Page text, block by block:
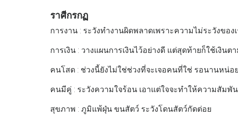
ราศีกรกฏ
การงาน : ระวังทำงานผิดพลาดเพราะความไม่ระวังขอ
การเงิน : วางแผนการเงินไว้อย่างดี แต่สุดท้ายก็ใช้เงิน
คนโสด : ช่วงนี้ยังไม่ใช่ช่วงที่จะเจอคนที่ใช่ รอนานหน่
คนมีคู่ : ระวังความใจร้อน เอาแต่ใจจะทำให้ความสัมพั
สุขภาพ : ภูมิแพ้ฝุ่น ขนสัตว์ ระวังโดนสัตว์กัดต่อย